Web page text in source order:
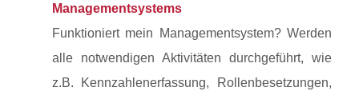
Managementsystems
Funktioniert mein Managementsystem? Werden
alle notwendigen Aktivitäten durchgeführt, wie
z.B. Kennzahlenerfassung, Rollenbesetzungen,